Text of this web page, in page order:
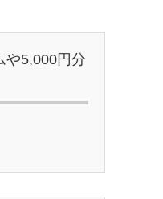
や5,000円分